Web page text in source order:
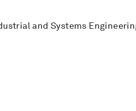
and Systems